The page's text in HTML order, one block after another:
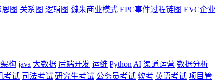
恩图 关系图 逻辑图 魏朱商业模式 EPC事件过程链图 EVC企业
架构 java 大数据 后端开发 运维 Python AI 渠道运营 数据分析
考试 司法考试 研究生考试 公务员考试 软考 英语考试 项目管